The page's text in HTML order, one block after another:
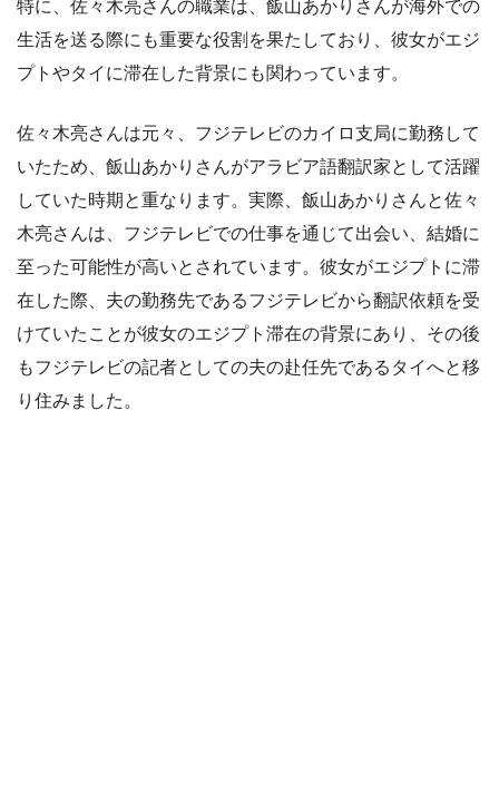
特に、佐々木亮さんの職業は、飯山あかりさんが海外での
生活を送る際にも重要な役割を果たしており、彼女がエジ
プトやタイに滞在した背景にも関わっています。
佐々木亮さんは元々、フジテレビのカイロ支局に勤務して
いたため、飯山あかりさんがアラビア語翻訳家として活躍
していた時期と重なります。実際、飯山あかりさんと佐々
木亮さんは、フジテレビでの仕事を通じて出会い、結婚に
至った可能性が高いとされています。彼女がエジプトに滞
在した際、夫の勤務先であるフジテレビから翻訳依頼を受
けていたことが彼女のエジプト滞在の背景にあり、その後
もフジテレビの記者としての夫の赴任先であるタイへと移
り住みました。